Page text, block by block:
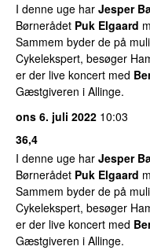
I denne uge har Jesper
Børnerådet Puk Elgaard
Sammem byder de på
Cykelekspert, besøger
er der live koncert med
Gæstgiveren i Allinge.
ons 6. juli 2022 10:03
36,4
I denne uge har Jesper
Børnerådet Puk Elgaard
Sammem byder de på
Cykelekspert, besøger
er der live koncert med
Gæstgiveren i Allinge.